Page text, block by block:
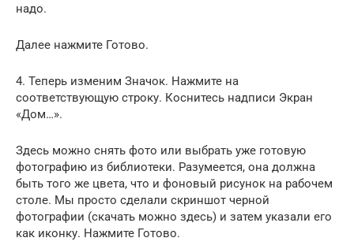
надо.
Далее нажмите Готово.
4. Теперь изменим Значок. Нажмите на
соответствующую строку. Коснитесь надписи Экран
«Дом…».
Здесь можно снять фото или выбрать уже готовую
фотографию из библиотеки. Разумеется, она должна
быть того же цвета, что и фоновый рисунок на рабочем
столе. Мы просто сделали скриншот черной
фотографии (скачать можно здесь) и затем указали его
как иконку. Нажмите Готово.